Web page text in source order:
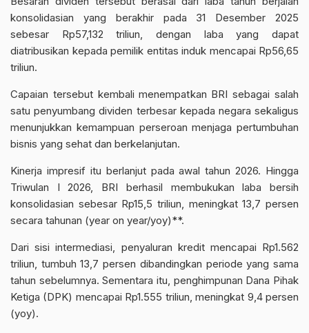
konsolidasian yang berakhir pada 31 Desember 2025
sebesar Rp57,132 triliun, dengan laba yang dapat
diatribusikan kepada pemilik entitas induk mencapai Rp56,65
triliun.
Capaian tersebut kembali menempatkan BRI sebagai salah
satu penyumbang dividen terbesar kepada negara sekaligus
menunjukkan kemampuan perseroan menjaga pertumbuhan
bisnis yang sehat dan berkelanjutan.
Kinerja impresif itu berlanjut pada awal tahun 2026. Hingga
Triwulan I 2026, BRI berhasil membukukan laba bersih
konsolidasian sebesar Rp15,5 triliun, meningkat 13,7 persen
secara tahunan (year on year/yoy)**.
Dari sisi intermediasi, penyaluran kredit mencapai Rp1.562
triliun, tumbuh 13,7 persen dibandingkan periode yang sama
tahun sebelumnya. Sementara itu, penghimpunan Dana Pihak
Ketiga (DPK) mencapai Rp1.555 triliun, meningkat 9,4 persen
(yoy).